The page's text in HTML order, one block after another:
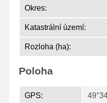
Okres:
Katastrální území:
Rozloha (ha):
Poloha
GPS: